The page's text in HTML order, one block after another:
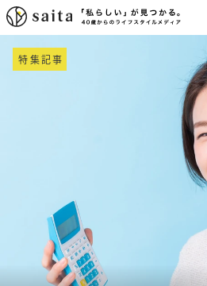
特集記事